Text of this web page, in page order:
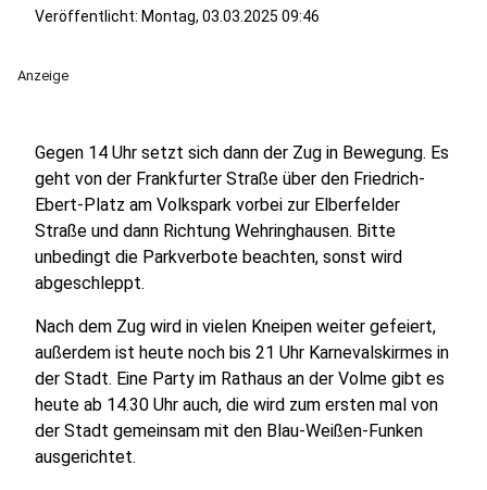
Veröffentlicht: Montag, 03.03.2025 09:46
Anzeige
Gegen 14 Uhr setzt sich dann der Zug in Bewegung. Es
geht von der Frankfurter Straße über den Friedrich-
Ebert-Platz am Volkspark vorbei zur Elberfelder
Straße und dann Richtung Wehringhausen. Bitte
unbedingt die Parkverbote beachten, sonst wird
abgeschleppt.
Nach dem Zug wird in vielen Kneipen weiter gefeiert,
außerdem ist heute noch bis 21 Uhr Karnevalskirmes in
der Stadt. Eine Party im Rathaus an der Volme gibt es
heute ab 14.30 Uhr auch, die wird zum ersten mal von
der Stadt gemeinsam mit den Blau-Weißen-Funken
ausgerichtet.